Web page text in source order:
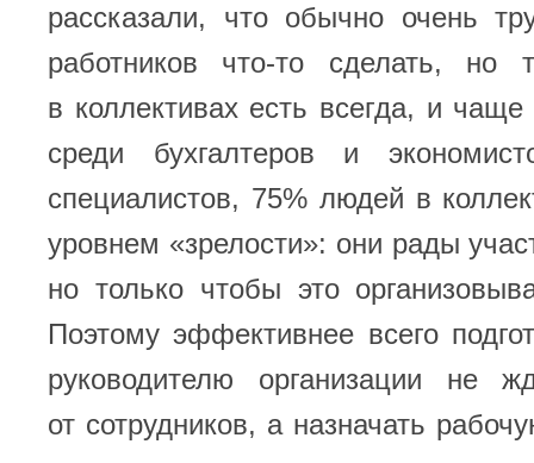
рассказали, что обычно очень
работников что-то сделать, но
в коллективах есть всегда, и чаще
среди бухгалтеров и
специалистов, 75% людей в
уровнем «зрелости»: они рады
но только чтобы это
Поэтому эффективнее всего
руководителю организации не
от сотрудников, а назначать